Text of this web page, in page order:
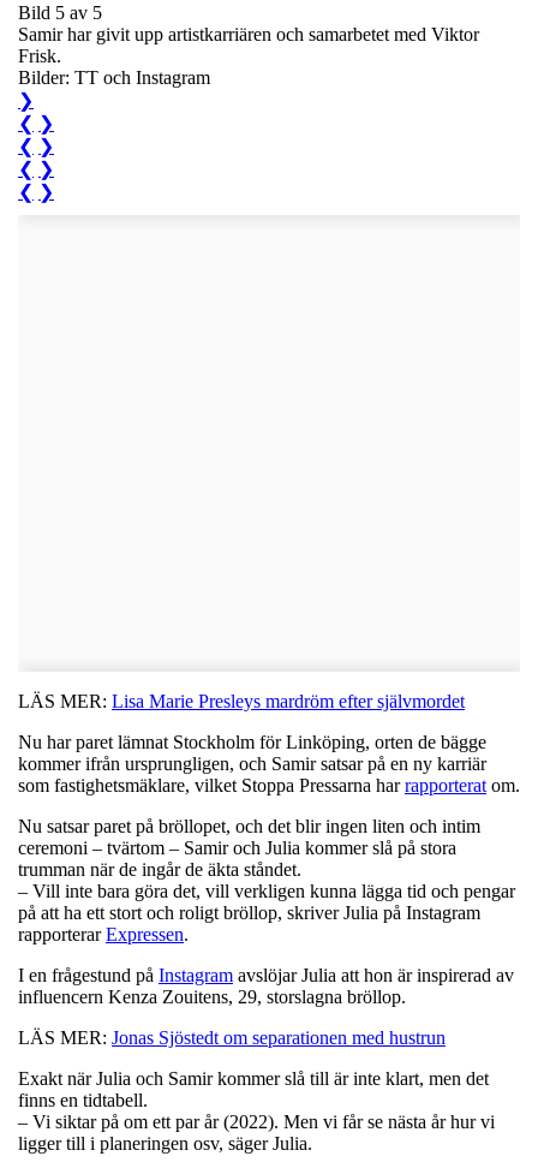
Bild 5 av 5
Samir har givit upp artistkarriären och samarbetet med Viktor
Frisk.
Bilder: TT och Instagram
❯
❮ ❯
❮ ❯
❮ ❯
❮ ❯
LÄS MER: Lisa Marie Presleys mardröm efter självmordet
Nu har paret lämnat Stockholm för Linköping, orten de bägge
kommer ifrån ursprungligen, och Samir satsar på en ny karriär
som fastighetsmäklare, vilket Stoppa Pressarna harrapporterat om.
Nu satsar paret på bröllopet, och det blir ingen liten och intim
ceremoni – tvärtom – Samir och Julia kommer slå på stora
trumman när de ingår de äkta ståndet.
– Vill inte bara göra det, vill verkligen kunna lägga tid och pengar
på att ha ett stort och roligt bröllop, skriver Julia på Instagram
rapporterarExpressen.
I en frågestund på Instagram avslöjar Julia att hon är inspirerad av
influencern Kenza Zouitens, 29, storslagna bröllop.
LÄS MER: Jonas Sjöstedt om separationen med hustrun
Exakt när Julia och Samir kommer slå till är inte klart, men det
finns en tidtabell.
– Vi siktar på om ett par år (2022). Men vi får se nästa år hur vi
ligger till i planeringen osv, säger Julia.